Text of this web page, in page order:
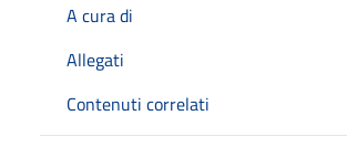
A cura di
Allegati
Contenuti correlati